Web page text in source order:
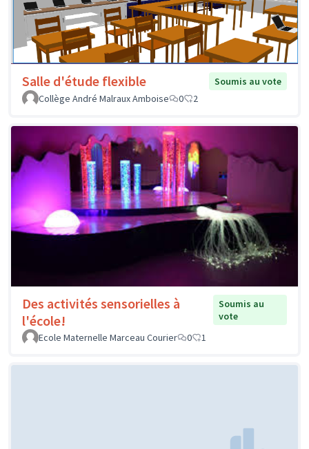
Salle d'étude flexible
Soumis au vote
Collège André Malraux Amboise
0 2
Des activités sensorielles à
l'école!
Soumis au
vote
Ecole Maternelle Marceau Courier
0 1